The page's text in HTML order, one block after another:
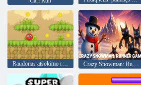
Raudonas atšokimo rutulys 5 Crazy Snowman: Runner žaidimas